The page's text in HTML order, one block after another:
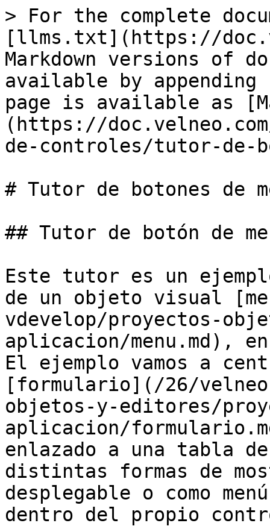
> For the complete
[llms.txt](https://
Markdown versions of
available by
page is available as
(https://
de-controles/tutor-de-
# Tutor de botones de
## Tutor de botón de
Este tutor es un
de un objeto visual
vdevelop/proyectos-
aplicacion/menu.md),
El ejemplo vamos a
[formulario](/26/
objetos-y-editores/
aplicacion/
enlazado a una tabla
distintas formas de
desplegable o como
dentro del propio